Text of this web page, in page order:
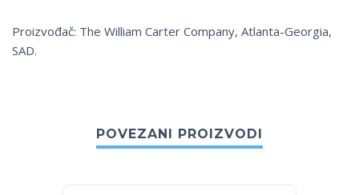
Proizvođač: The William Carter Company, Atlanta-Georgia,
SAD.
POVEZANI PROIZVODI